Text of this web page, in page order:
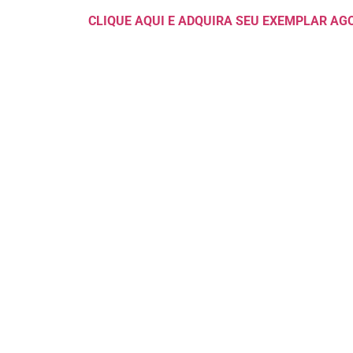
CLIQUE AQUI E ADQUIRA SEU EXEMPLAR